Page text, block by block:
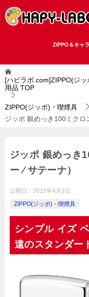
ZIPPO＆キャ
[ハピラボ.com]ZIPPO(ジ
用品 TOP
ZIPPO(ジッポ)・喫煙具
ジッポ 銀めっき100ミクロ
ジッポ 銀めっき
ー ⁄ サテーナ）
公開日： 2012年4月2日
ZIPPO(ジッポ)・喫煙具
シンプル イズ
遠のスタンダー